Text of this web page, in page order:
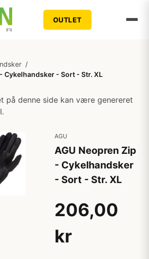
OUTLET
/
Cykelhandsker - Sort - Str. XL
på denne side kan være genereret
AGU
AGU Neopren Zip
- Cykelhandsker
- Sort - Str. XL
206,00
kr